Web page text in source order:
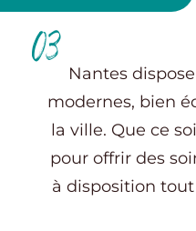
03 Nantes
modernes, bien
la ville. Que ce
pour offrir des
à disposition